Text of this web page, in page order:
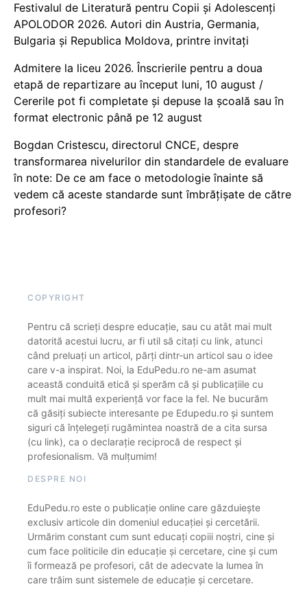
Festivalul de Literatură pentru Copii și Adolescenți
APOLODOR 2026. Autori din Austria, Germania,
Bulgaria și Republica Moldova, printre invitați
Admitere la liceu 2026. Înscrierile pentru a doua
etapă de repartizare au început luni, 10 august /
Cererile pot fi completate și depuse la școală sau în
format electronic până pe 12 august
Bogdan Cristescu, directorul CNCE, despre
transformarea nivelurilor din standardele de evaluare
în note: De ce am face o metodologie înainte să
vedem că aceste standarde sunt îmbrățișate de către
profesori?
COPYRIGHT
Pentru că scrieți despre educație, sau cu atât mai mult
datorită acestui lucru, ar fi util să citați cu link, atunci
când preluați un articol, părți dintr-un articol sau o idee
care v-a inspirat. Noi, la EduPedu.ro ne-am asumat
această conduită etică și sperăm că și publicațiile cu
mult mai multă experiență vor face la fel. Ne bucurăm
că găsiți subiecte interesante pe Edupedu.ro și suntem
siguri că înțelegeți rugămintea noastră de a cita sursa
(cu link), ca o declarație reciprocă de respect și
profesionalism. Vă mulțumim!
DESPRE NOI
EduPedu.ro este o publicație online care găzduiește
exclusiv articole din domeniul educației și cercetării.
Urmărim constant cum sunt educați copiii noștri, cine și
cum face politicile din educație și cercetare, cine și cum
îi formează pe profesori, cât de adecvate la lumea în
care trăim sunt sistemele de educație și cercetare.